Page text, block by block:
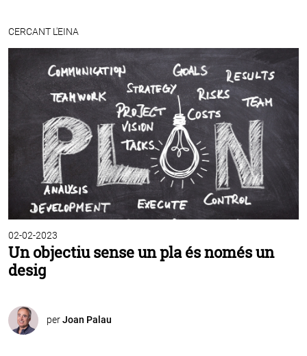
CERCANT L'EINA
02-02-2023
Un objectiu sense un pla és només un
desig
perJoan Palau